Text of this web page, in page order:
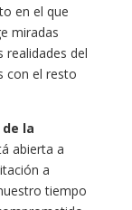
en el que
miradas
realidades del
con el resto
de la
abierta a
a
tiempo